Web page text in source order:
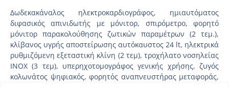
Δωδεκακάναλος ηλεκτροκαρδιογράφος, ημιαυτόματος
διφασικός απινιδωτής με μόνιτορ, σπιρόμετρο, φορητό
μόνιτορ παρακολούθησης ζωτικών παραμέτρων (2 τεμ.),
κλίβανος υγρής αποστείρωσης αυτόκαυστος 24 lt, ηλεκτρικά
ρυθμιζόμενη εξεταστική κλίνη (2 τεμ), τροχήλατο νοσηλείας
INOX (3 τεμ), υπερηχοτομογράφος γενικής χρήσης, ζυγός
κολωνάτος ψηφιακός, φορητός αναπνευστήρας μεταφοράς,